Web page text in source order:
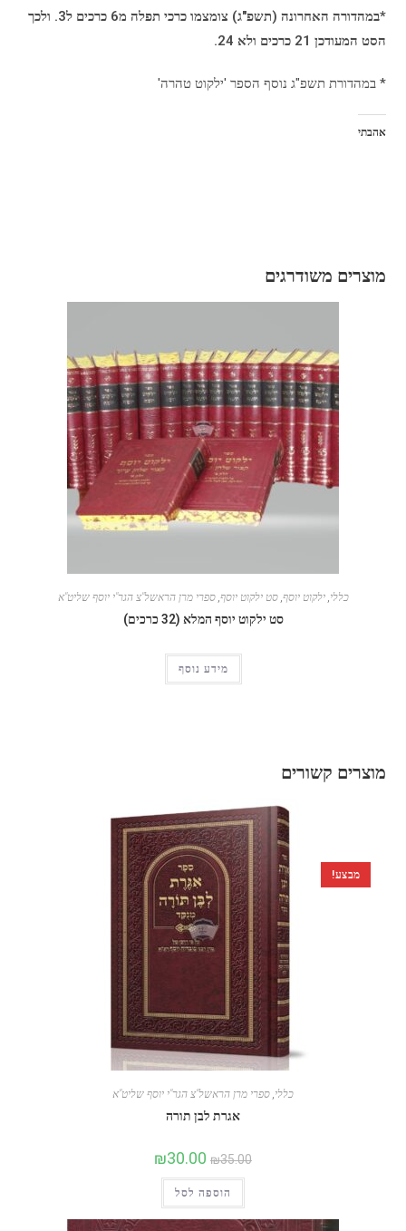
*במהדורה האחרונה (תשפ"ג) צומצמו כרכי תפלה מ6 כרכים ל3. ולכך
הסט המעודכן 21 כרכים ולא 24.
* במהדורת תשפ"ג נוסף הספר 'ילקוט טהרה'
אהבתי
מוצרים משודרגים
כללי,ילקוט יוסף,סט ילקוט יוסף,ספרי מרן הראשל"צ הגר"י יוסף שליט"א
סט ילקוט יוסף המלא (32 כרכים)
מידע נוסף
מוצרים קשורים
מבצע!
כללי ספרי מרן הראשל"צ הגר"י יוסף שליט"א
אגרת לבן תורה
₪35.00
₪30.00
הוספה לסל